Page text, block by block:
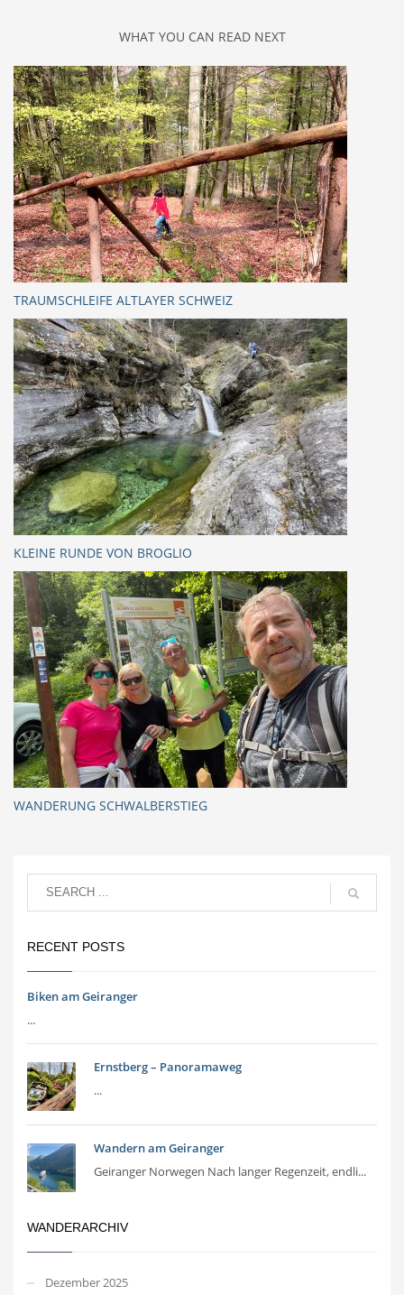
WHAT YOU CAN READ NEXT
TRAUMSCHLEIFE ALTLAYER SCHWEIZ
KLEINE RUNDE VON BROGLIO
WANDERUNG SCHWALBERSTIEG
RECENT POSTS
Biken am Geiranger
...
Ernstberg – Panoramaweg
...
Wandern am Geiranger
Geiranger Norwegen Nach langer Regenzeit, endli...
WANDERARCHIV
Dezember 2025